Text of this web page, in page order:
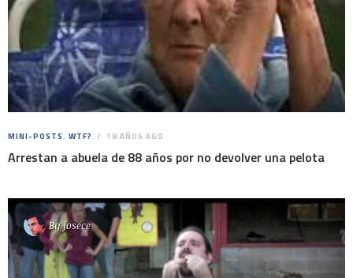
MINI-POSTS, WTF? 18 AÑOS AGO
Arrestan a abuela de 88 años por no devolver una pelota
Byjosece